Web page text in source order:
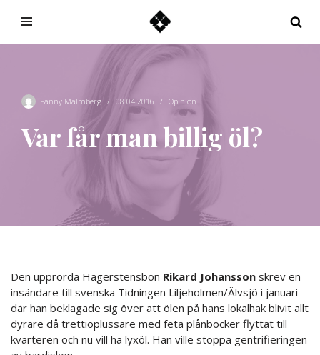
Fanny Malmberg 08.04.2016 Opinion
Var får man billig öl?
Den upprörda Hägerstensbon Rikard Johansson skrev en
insändare till svenska Tidningen Liljeholmen/Älvsjö i januari
där han beklagade sig över att ölen på hans lokalhak blivit allt
dyrare då trettioplussare med feta plånböcker flyttat till
kvarteren och nu vill ha lyxöl. Han ville stoppa gentrifieringen